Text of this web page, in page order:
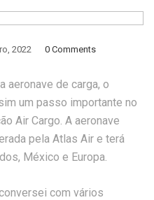
2022 0 Comments
aeronave de carga, o
um passo importante no
Air Cargo. A aeronave
pela Atlas Air e terá
México e Europa.
com vários